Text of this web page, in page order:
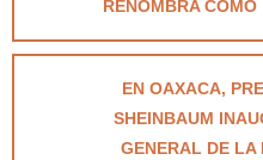
RENOMBRA
EN OAXACA,
SHEINBAUM
GENERAL DE LA